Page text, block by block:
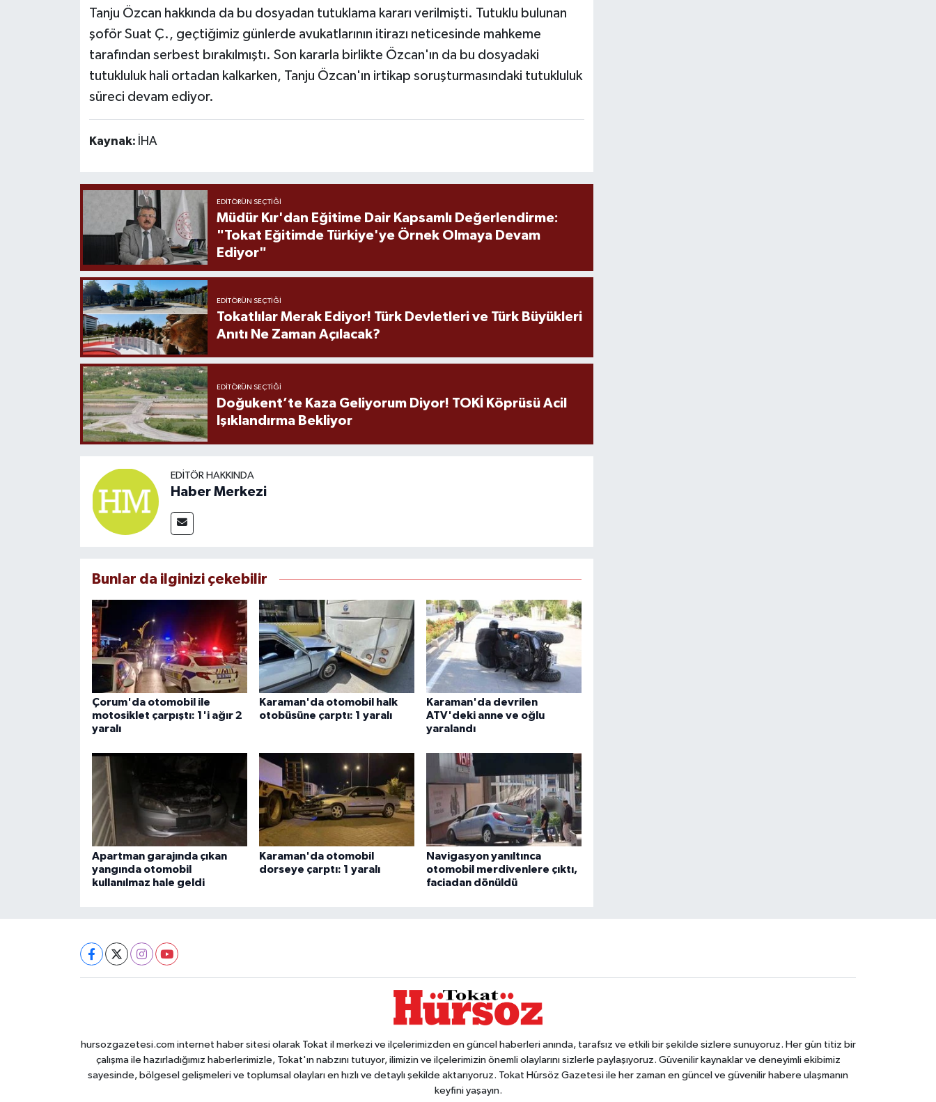
Tanju Özcan hakkında da bu dosyadan tutuklama kararı verilmişti. Tutuklu bulunan
şoför Suat Ç., geçtiğimiz günlerde avukatlarının itirazı neticesinde mahkeme
tarafından serbest bırakılmıştı. Son kararla birlikte Özcan'ın da bu dosyadaki
tutukluluk hali ortadan kalkarken, Tanju Özcan'ın irtikap soruşturmasındaki tutukluluk
süreci devam ediyor.
Kaynak: İHA
EDITÖRÜN SEÇTIĞI
Müdür Kır'dan Eğitime Dair Kapsamlı Değerlendirme:
"Tokat Eğitimde Türkiye'ye Örnek Olmaya Devam
Ediyor"
EDITÖRÜN SEÇTIĞI
Tokatlılar Merak Ediyor! Türk Devletleri ve Türk Büyükleri
Anıtı Ne Zaman Açılacak?
EDITÖRÜN SEÇTIĞI
Doğukent’te Kaza Geliyorum Diyor! TOKİ Köprüsü Acil
Işıklandırma Bekliyor
EDITÖR HAKKINDA
Haber Merkezi
Bunlar da ilginizi çekebilir
Çorum'da otomobil ile
motosiklet çarpıştı: 1'i ağır 2
yaralı
Karaman'da otomobil halk
otobüsüne çarptı: 1 yaralı
Karaman'da devrilen
ATV'deki anne ve oğlu
yaralandı
Apartman garajında çıkan
yangında otomobil
kullanılmaz hale geldi
Karaman'da otomobil
dorseye çarptı: 1 yaralı
Navigasyon yanıltınca
otomobil merdivenlere çıktı,
faciadan dönüldü
hursozgazetesi.com internet haber sitesi olarak Tokat il merkezi ve ilçelerimizden en güncel haberleri anında, tarafsız ve etkili bir şekilde sizlere sunuyoruz. Her gün titiz bir
çalışma ile hazırladığımız haberlerimizle, Tokat'ın nabzını tutuyor, ilimizin ve ilçelerimizin önemli olaylarını sizlerle paylaşıyoruz. Güvenilir kaynaklar ve deneyimli ekibimiz
sayesinde, bölgesel gelişmeleri ve toplumsal olayları en hızlı ve detaylı şekilde aktarıyoruz. Tokat Hürsöz Gazetesi ile her zaman en güncel ve güvenilir habere ulaşmanın
keyfini yaşayın.